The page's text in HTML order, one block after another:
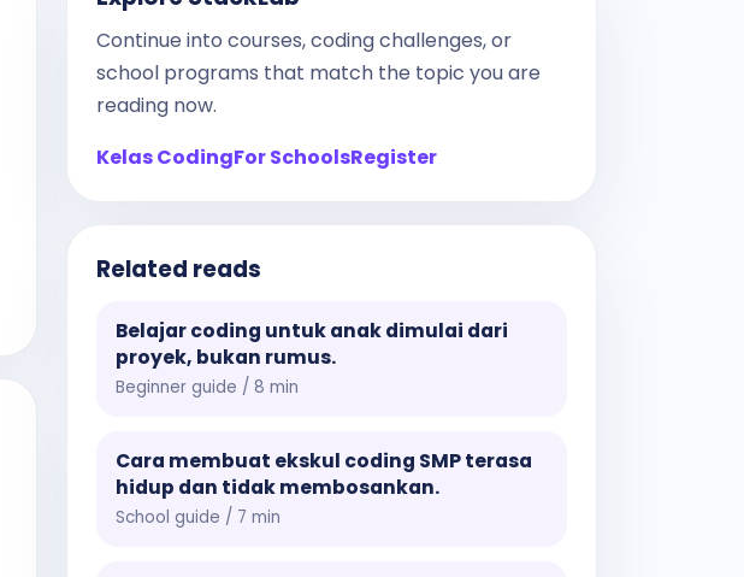
Continue into courses, coding challenges, or
school programs that match the topic you are
reading now.
Kelas CodingFor SchoolsRegister
Related reads
Belajar coding untuk anak dimulai dari
proyek, bukan rumus.
Beginner guide / 8 min
Cara membuat ekskul coding SMP terasa
hidup dan tidak membosankan.
School guide / 7 min